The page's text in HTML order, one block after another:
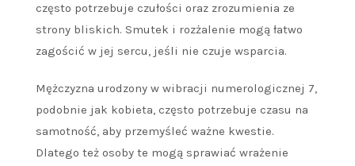
często potrzebuje czułości oraz zrozumienia ze
strony bliskich. Smutek i rozżalenie mogą łatwo
zagościć w jej sercu, jeśli nie czuje wsparcia.
Mężczyzna urodzony w wibracji numerologicznej 7,
podobnie jak kobieta, często potrzebuje czasu na
samotność, aby przemyśleć ważne kwestie.
Dlatego też osoby te mogą sprawiać wrażenie